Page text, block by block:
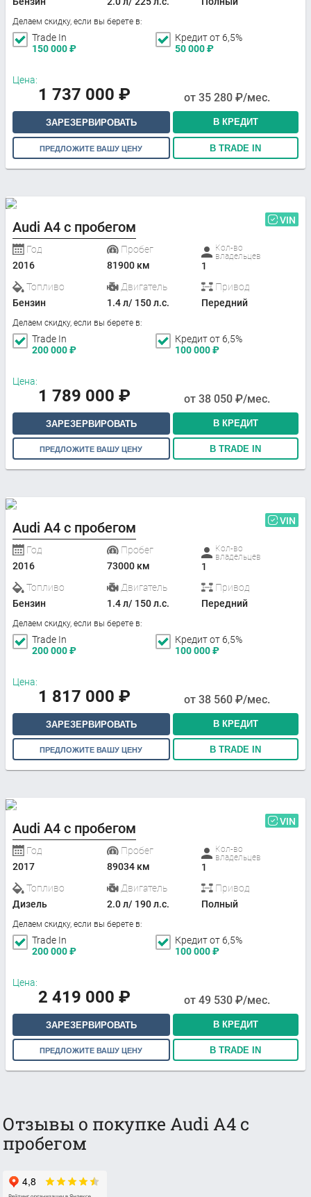
Делаем скидку, если вы берете в:
Trade In
150 000₽
Кредит от 6,5%
50 000₽
Цена:
1 737 000 ₽ от 35 280 ₽/мес.
ЗАРЕЗЕРВИРОВАТЬ В КРЕДИТ
ПРЕДЛОЖИТЕ ВАШУ ЦЕНУ В TRADE IN
Audi A4 с пробегом VIN
Год
2016
Пробег
81900 км
Кол-во
владельцев
1
Топливо
Бензин
Двигатель
1.4 л/ 150 л.с.
Привод
Передний
Делаем скидку, если вы берете в:
Trade In
200 000₽
Кредит от 6,5%
100 000₽
Цена:
1 789 000 ₽ от 38 050 ₽/мес.
ЗАРЕЗЕРВИРОВАТЬ В КРЕДИТ
ПРЕДЛОЖИТЕ ВАШУ ЦЕНУ В TRADE IN
Audi A4 с пробегом VIN
Год
2016
Пробег
73000 км
Кол-во
владельцев
1
Топливо
Бензин
Двигатель
1.4 л/ 150 л.с.
Привод
Передний
Делаем скидку, если вы берете в:
Trade In
200 000₽
Кредит от 6,5%
100 000₽
Цена:
1 817 000 ₽ от 38 560 ₽/мес.
ЗАРЕЗЕРВИРОВАТЬ В КРЕДИТ
ПРЕДЛОЖИТЕ ВАШУ ЦЕНУ В TRADE IN
Audi A4 с пробегом VIN
Год
2017
Пробег
89034 км
Кол-во
владельцев
1
Топливо
Дизель
Двигатель
2.0 л/ 190 л.с.
Привод
Полный
Делаем скидку, если вы берете в:
Trade In
200 000₽
Кредит от 6,5%
100 000₽
Цена:
2 419 000 ₽ от 49 530 ₽/мес.
ЗАРЕЗЕРВИРОВАТЬ В КРЕДИТ
ПРЕДЛОЖИТЕ ВАШУ ЦЕНУ В TRADE IN
Отзывы о покупке Audi A4 с
пробегом